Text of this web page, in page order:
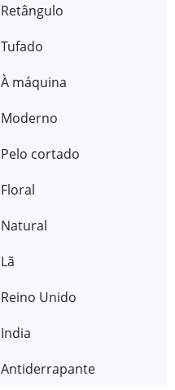
Retângulo
Tufado
À máquina
Moderno
Pelo cortado
Floral
Natural
Lã
Reino Unido
India
Antiderrapante